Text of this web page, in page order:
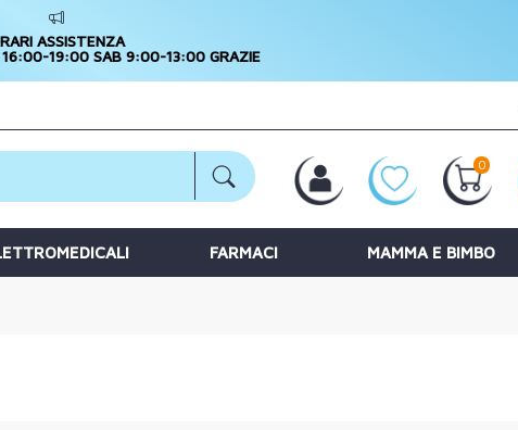
ASSISTENZA
19:00 SAB 9:00-13:00 GRAZIE
0
FARMACI MAMMA E BIMBO